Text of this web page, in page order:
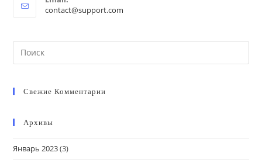
contact@support.com
application
Search
this
Свежие Комментарии
Архивы
Январь 2023(3)